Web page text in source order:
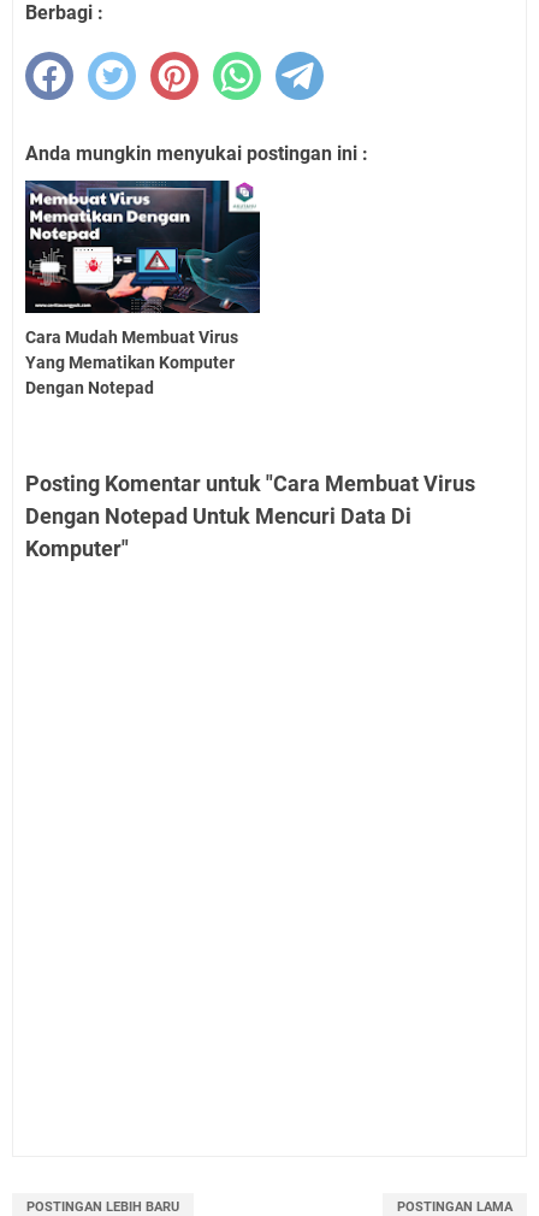
Berbagi :
Anda mungkin menyukai postingan ini :
Cara Mudah Membuat Virus
Yang Mematikan Komputer
Dengan Notepad
Posting Komentar untuk "Cara Membuat Virus
Dengan Notepad Untuk Mencuri Data Di
Komputer"
POSTINGAN LEBIH BARU POSTINGAN LAMA